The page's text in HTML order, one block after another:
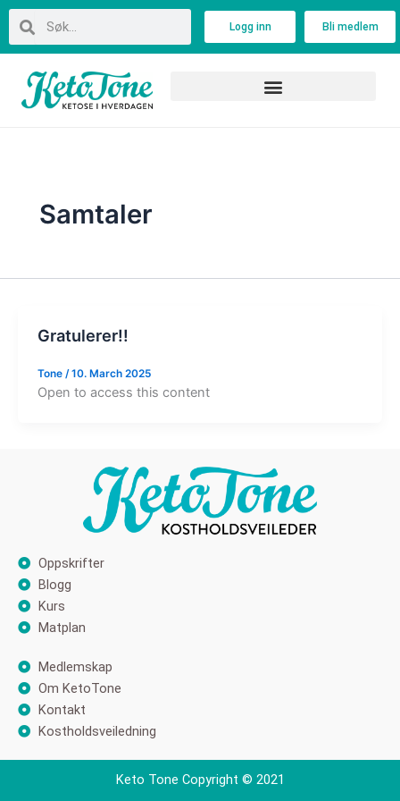
Skip
content
SearchSearch Logg inn Bli medlem
Samtaler
Gratulerer!!
Tone /10. March 2025
Open to access this content
Oppskrifter
Blogg
Kurs
Matplan
Medlemskap
Om KetoTone
Kontakt
Kostholdsveiledning
Keto Tone Copyright © 2021